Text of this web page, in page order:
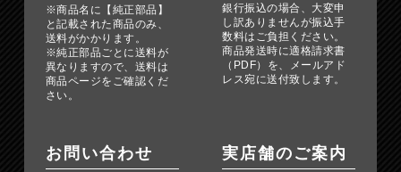
※商品名に【純正部品】
と記載された商品のみ、
送料がかかります。
※純正部品ごとに送料が
異なりますので、送料は
商品ページをご確認くだ
さい。
銀行振込の場合、大変申
し訳ありませんが振込手
数料はご負担ください。
商品発送時に適格請求書
（PDF）を、メールアド
レス宛に送付致します。
お問い合わせ 実店舗のご案内